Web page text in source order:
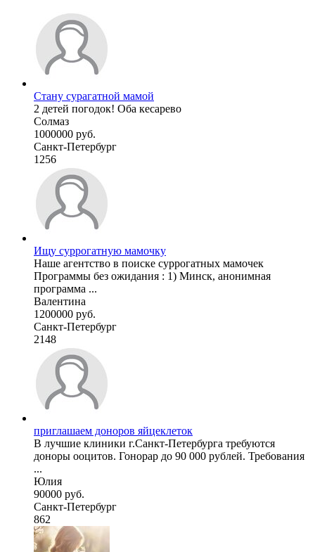
Стану сурагатной мамой
2 детей погодок! Оба кесарево
Солмаз
1000000 руб.
Санкт-Петербург
1256
Ищу суррогатную мамочку
Наше агентство в поиске суррогатных мамочек
Программы без ожидания : 1) Минск, анонимная
программа ...
Валентина
1200000 руб.
Санкт-Петербург
2148
приглашаем доноров яйцеклеток
В лучшие клиники г.Санкт-Петербурга требуются
доноры ооцитов. Гонорар до 90 000 рублей. Требования
...
Юлия
90000 руб.
Санкт-Петербург
862